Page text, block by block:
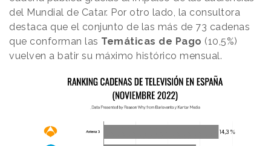
del Mundial de Catar. Por otro lado, la consultora
destaca que el conjunto de las más de 73 cadenas
que conforman las Temáticas de Pago (10,5%)
vuelven a batir su máximo histórico mensual.